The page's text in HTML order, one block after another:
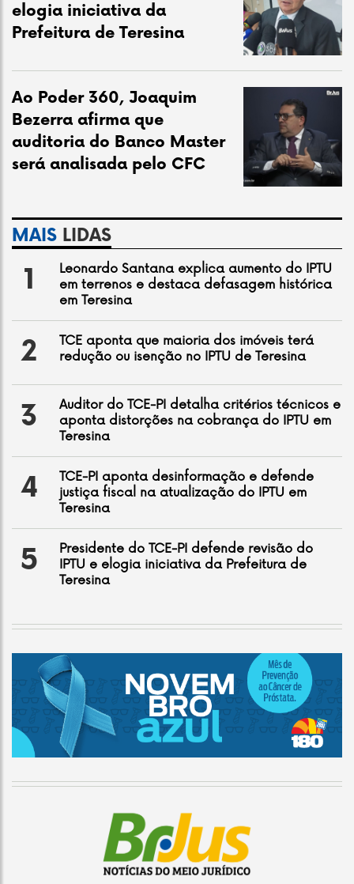
elogia iniciativa da
Prefeitura de Teresina
Ao Poder 360, Joaquim
Bezerra afirma que
auditoria do Banco Master
será analisada pelo CFC
MAIS LIDAS
1
Leonardo Santana explica aumento do IPTU
em terrenos e destaca defasagem histórica
em Teresina
2
TCE aponta que maioria dos imóveis terá
redução ou isenção no IPTU de Teresina
3
Auditor do TCE-PI detalha critérios técnicos e
aponta distorções na cobrança do IPTU em
Teresina
4
TCE-PI aponta desinformação e defende
justiça fiscal na atualização do IPTU em
Teresina
5
Presidente do TCE-PI defende revisão do
IPTU e elogia iniciativa da Prefeitura de
Teresina